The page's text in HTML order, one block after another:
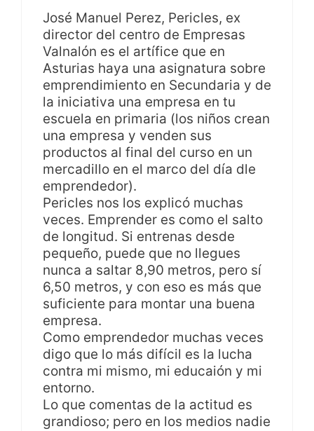
José Manuel Perez, Pericles, ex
director del centro de Empresas
Valnalón es el artífice que en
Asturias haya una asignatura sobre
emprendimiento en Secundaria y de
la iniciativa una empresa en tu
escuela en primaria (los niños crean
una empresa y venden sus
productos al final del curso en un
mercadillo en el marco del día dle
emprendedor).
Pericles nos los explicó muchas
veces. Emprender es como el salto
de longitud. Si entrenas desde
pequeño, puede que no llegues
nunca a saltar 8,90 metros, pero sí
6,50 metros, y con eso es más que
suficiente para montar una buena
empresa.
Como emprendedor muchas veces
digo que lo más difícil es la lucha
contra mi mismo, mi educaión y mi
entorno.
Lo que comentas de la actitud es
grandioso; pero en los medios nadie